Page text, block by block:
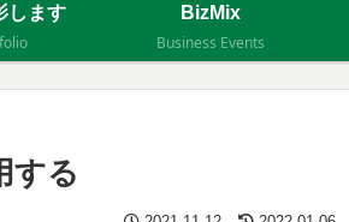
します
BizMix
Business Events
する